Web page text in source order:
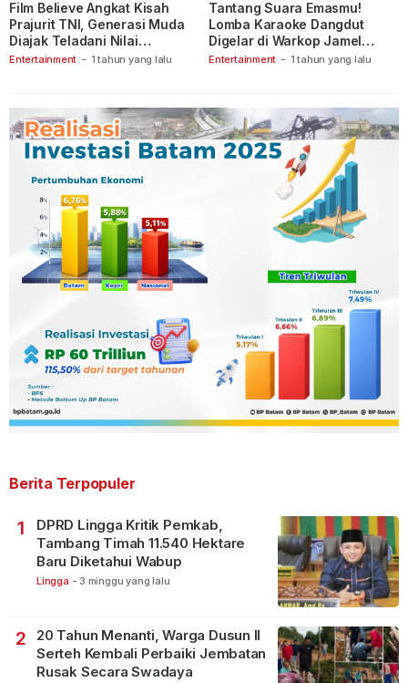
Entertainment - 1 tahun yang lalu
Film Believe Angkat Kisah
Prajurit TNI, Generasi Muda
Diajak Teladani Nilai
Keberanian
Entertainment - 1 tahun yang lalu
Tantang Suara Emasmu!
Lomba Karaoke Dangdut
Digelar di Warkop Jamel
Ganet
Berita Terpopuler
1
DPRD Lingga Kritik Pemkab,
Tambang Timah 11.540 Hektare
Baru Diketahui Wabup
Lingga - 3 minggu yang lalu
2
20 Tahun Menanti, Warga Dusun II
Serteh Kembali Perbaiki Jembatan
Rusak Secara Swadaya